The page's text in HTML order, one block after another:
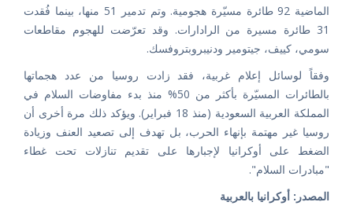
الماضية 92 طائرة مسيّرة هجومية. وتم تدمير 51 منها، بينما فُقدت
31 طائرة مسيرة من الرادارات. وقد تعرّضت للهجوم مقاطعات
سومي، كييف، جيتومير ودنيبروبتروفسك.
وفقاً لوسائل إعلام غربية، فقد زادت روسيا من عدد هجماتها
بالطائرات المسيّرة بأكثر من 50% منذ بدء مفاوضات السلام في
المملكة العربية السعودية (منذ 18 فبراير). ويؤكد ذلك مرة أخرى أن
روسيا غير مهتمة بإنهاء الحرب، بل تهدف إلى تصعيد العنف وزيادة
الضغط على أوكرانيا لإجبارها على تقديم تنازلات تحت غطاء
"مبادرات السلام".
المصدر: أوكرانيا بالعربية